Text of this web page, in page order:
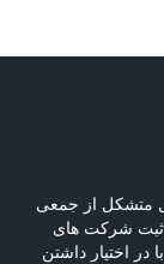
متشکل از جمعی
به شمار 29119 در اداره ثبت شرکت های
اختیار داشتن